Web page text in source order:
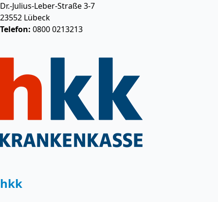
Dr.-Julius-Leber-Straße 3-7
23552 Lübeck
Telefon: 0800 0213213
hkk